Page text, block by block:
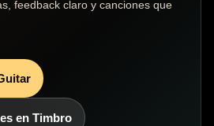
feedback claro y canciones que
en Timbro